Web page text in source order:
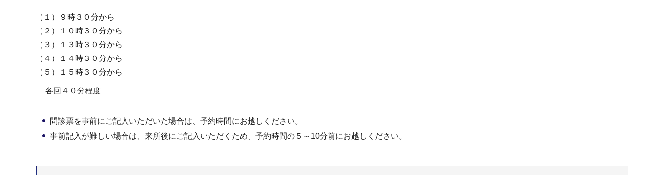
（１）９時３０分から
（２）１０時３０分から
（３）１３時３０分から
（４）１４時３０分から
（５）１５時３０分から
各回４０分程度
問診票を事前にご記入いただいた場合は、予約時間にお越しください。
事前記入が難しい場合は、来所後にご記入いただくため、予約時間の５～10分前にお越しください。